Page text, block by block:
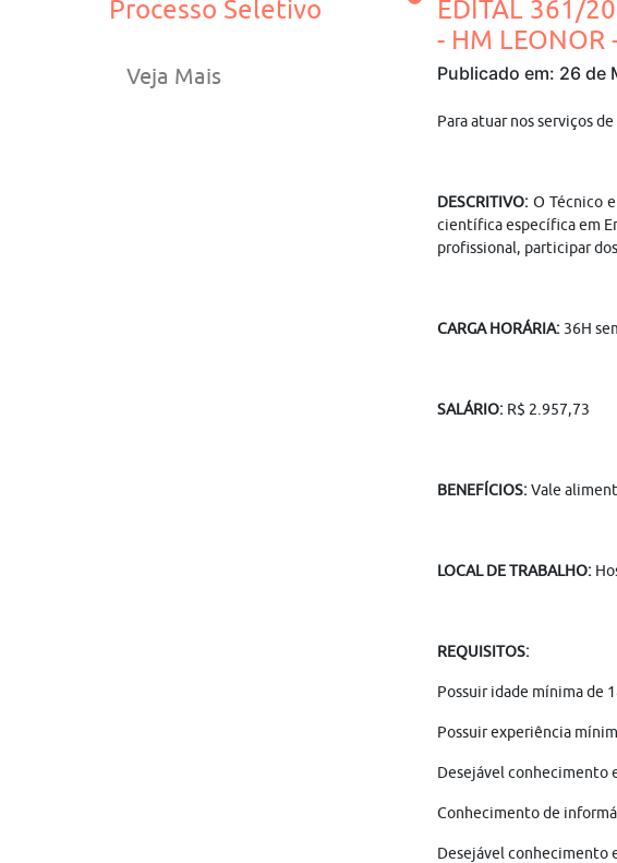
Processo Seletivo
Veja Mais
EDITAL 361/
- HM LEONOR
Publicado em: 26 de
Para atuar nos serviços
DESCRITIVO: O Técnico
científica específica em
profissional, participar
CARGA HORÁRIA: 36H
SALÁRIO:R$ 2.957,73
BENEFÍCIOS:Vale
LOCAL DE TRABALHO:
REQUISITOS:
Possuir idade mínima de
Possuir experiência
Desejável conhecimento
Conhecimento de
Desejável conhecimento